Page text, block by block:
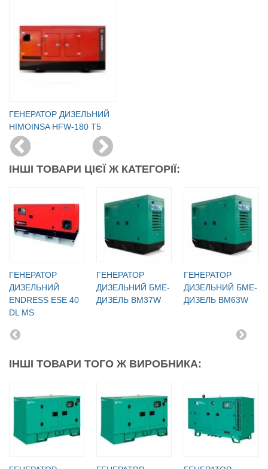
ГЕНЕРАТОР ДИЗЕЛЬНИЙ
HIMOINSA HFW-180 T5
ІНШІ ТОВАРИ ЦІЄЇ Ж КАТЕГОРІЇ:
ГЕНЕРАТОР
ДИЗЕЛЬНИЙ
ENDRESS ESE 40
DL MS
ГЕНЕРАТОР
ДИЗЕЛЬНИЙ БМЕ-
ДИЗЕЛЬ BM37W
ГЕНЕРАТОР
ДИЗЕЛЬНИЙ БМЕ-
ДИЗЕЛЬ BM63W
ІНШІ ТОВАРИ ТОГО Ж ВИРОБНИКА: